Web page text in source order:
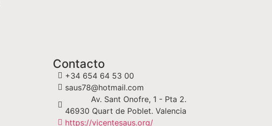
Contacto
+34 654 64 53 00
saus78@hotmail.com
Av. Sant Onofre, 1 - Pta 2.
46930 Quart de Poblet. Valencia
https://vicentesaus.org/